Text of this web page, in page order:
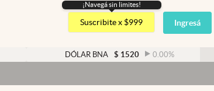
Argentina
España
USA
¡Navegá sin limites!
Suscribite x $999 Ingresá
DÓLAR BNA $ 1520 0.00%